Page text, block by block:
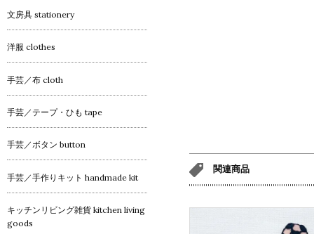
関連商品
文房具 stationery
洋服 clothes
手芸／布 cloth
手芸／テープ・ひも tape
手芸／ボタン button
手芸／手作りキット handmade kit
キッチンリビング雑貨 kitchen living
goods